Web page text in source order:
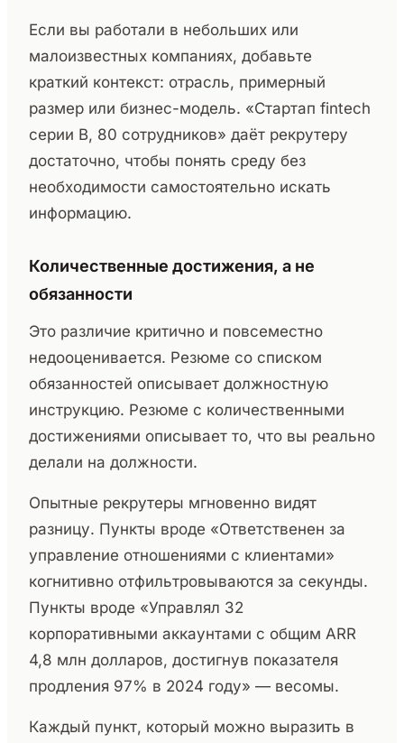
Если вы работали в небольших или
малоизвестных компаниях, добавьте
краткий контекст: отрасль, примерный
размер или бизнес-модель. «Стартап fintech
серии B, 80 сотрудников» даёт рекрутеру
достаточно, чтобы понять среду без
необходимости самостоятельно искать
информацию.
Количественные достижения, а не
обязанности
Это различие критично и повсеместно
недооценивается. Резюме со списком
обязанностей описывает должностную
инструкцию. Резюме с количественными
достижениями описывает то, что вы реально
делали на должности.
Опытные рекрутеры мгновенно видят
разницу. Пункты вроде «Ответственен за
управление отношениями с клиентами»
когнитивно отфильтровываются за секунды.
Пункты вроде «Управлял 32
корпоративными аккаунтами с общим ARR
4,8 млн долларов, достигнув показателя
продления 97% в 2024 году» — весомы.
Каждый пункт, который можно выразить в